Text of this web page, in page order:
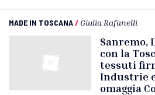
MADE IN TOSCANA/ Giulia Rafanelli
Sanremo,
con la
tessuti
Industrie
omaggia